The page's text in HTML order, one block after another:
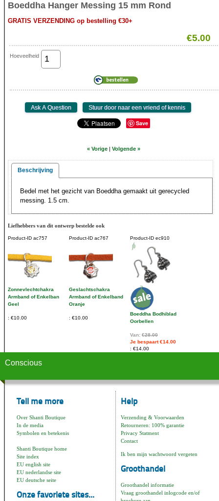
Boeddha Hanger Messing 15 mm Rond
GRATIS VERZENDING op bestelling €30+
€5.00
Hoeveelheid
Save
« Vorige | Volgende »
Beschrijving
Bedel met het gezicht van Boeddha gemaakt uit gerecycled
messing. 1.5 cm.
Liefhebbers van dit ontwerp bestelde ook
Product-ID ac757
Zonnevlechtchakra
Armband of Enkelban
Geel
€10.00
Product-ID ac767
Geslachtschakra
Armband of Enkelband
Oranje
€10.00
Product-ID ec910
Boeddha Bodhiblad
Oorbellen
Van: €28.00
Je bespaart €14.00
€14.00
Conscious
Tell me more
Over Shanti Boutique
In de media
Symbolen en betekenis
Shanti Boutique home
Site index
EU english site
EU nederlandse site
EU deutsche seite
Onze favoriete sites...
Help
Verzending & Voorwaarden
Retourneren: 100% garantie
Privacy Statment
Contact
Ik ben mijn wachtwoord vergeten
Groothandel
Groothandel informatie
Vraag groothandel inlogcode en/of